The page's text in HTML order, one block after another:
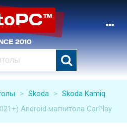
> Skoda > Skoda Kamiq
Android магнитола CarPlay